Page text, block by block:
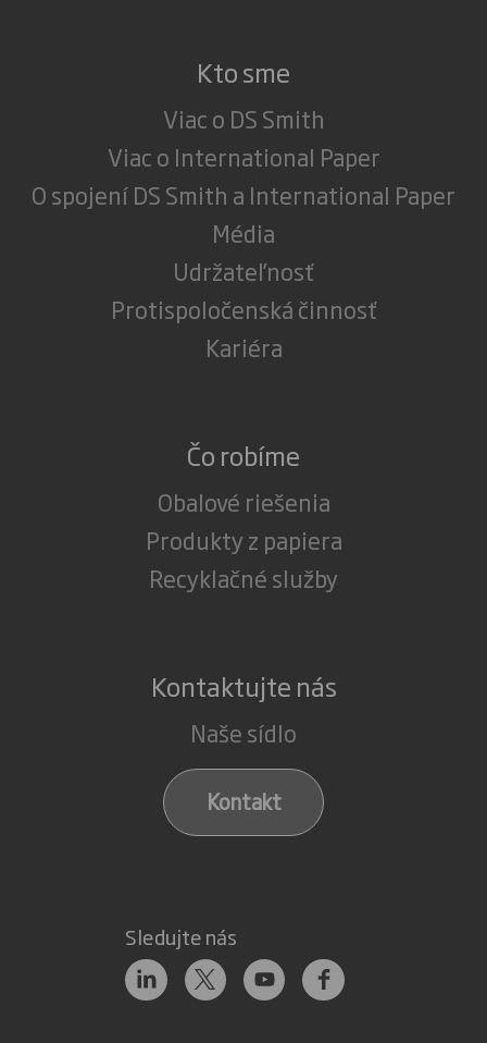
Kto sme
Viac o DS Smith
Viac o International Paper
O spojení DS Smith a International Paper
Média
Udržateľnosť
Protispoločenská činnosť
Kariéra
Čo robíme
Obalové riešenia
Produkty z papiera
Recyklačné služby
Kontaktujte nás
Naše sídlo
Kontakt
Sledujte nás